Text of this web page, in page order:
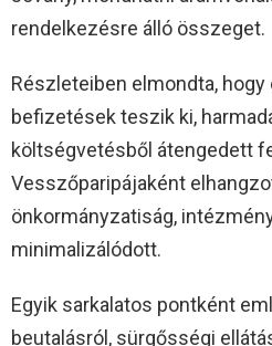
rendelkezésre álló összeget.
Részleteiben elmondta, hogy
befizetések teszik ki,
költségvetésből átengedett
Vesszőparipájaként
önkormányzatiság,
minimalizálódott.
Egyik sarkalatos pontként
beutalásról, sürgősségi